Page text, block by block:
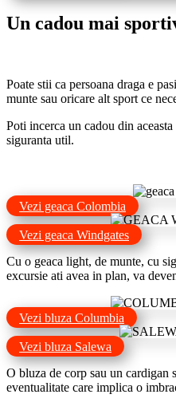
Un cadou mai
Poate stii ca persoana draga e
munte sau oricare alt sport ce
Poti incerca un cadou din
siguranta util.
Vezi geaca Colombia
Vezi geaca Windgates
Cu o geaca light, de munte, cu
excursie ati avea in plan, va
Vezi bluza Columbia
Vezi bluza Salewa
O bluza de corp sau un cardigan
eventualitate care implica o